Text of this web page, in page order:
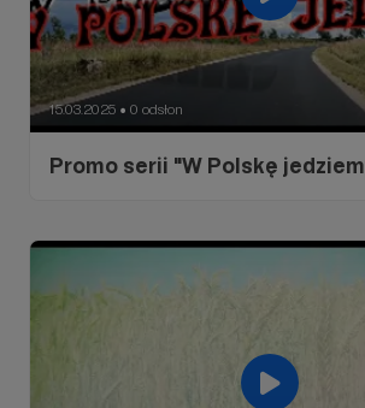
15.03.2025 ● 0 odsłon
Promo serii "W Polskę